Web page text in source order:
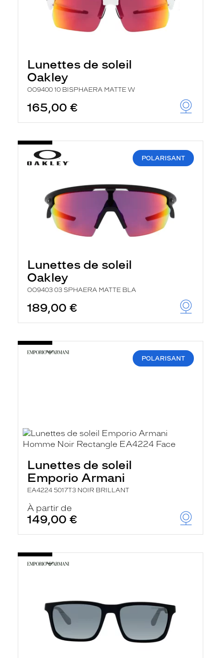
Lunettes de soleil
Oakley
OO9400 10 BISPHAERA MATTE W
165,00 €
POLARISANT
Lunettes de soleil
Oakley
OO9403 03 SPHAERA MATTE BLA
189,00 €
POLARISANT
Lunettes de soleil
Emporio Armani
EA4224 5017T3 NOIR BRILLANT
À partir de
149,00 €